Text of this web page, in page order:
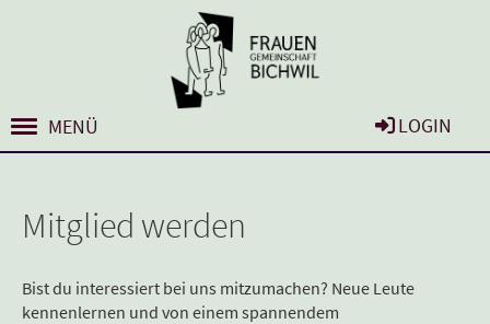
MENÜ LOGIN
Mitglied werden
Bist du interessiert bei uns mitzumachen? Neue Leute
kennenlernen und von einem spannendem